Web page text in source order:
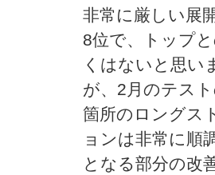
非常に厳しい展
8位で、トップ
くはないと思い
が、2月のテス
箇所のロングス
ョンは非常に順
となる部分の改